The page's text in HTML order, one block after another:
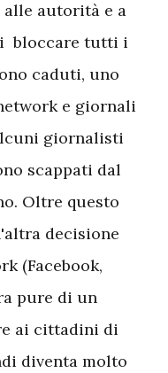
autorità e a
bloccare tutti i
caduti, uno
e giornali
giornalisti
scappati dal
Oltre questo
decisione
(Facebook,
pure di un
ai cittadini di
diventa molto